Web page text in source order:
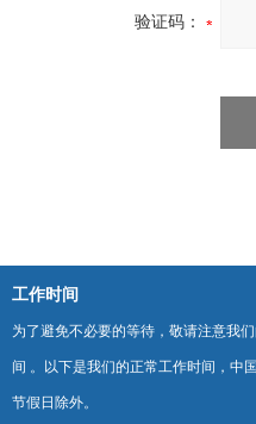
验证码：
工作时间
为了避免不必要的等待，敬请注意我
间 。以下是我们的正常工作时间，中
节假日除外。